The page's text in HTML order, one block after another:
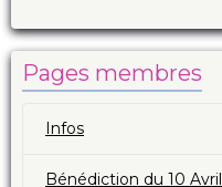
Pages membres
Infos
Bénédiction du 10 Avril